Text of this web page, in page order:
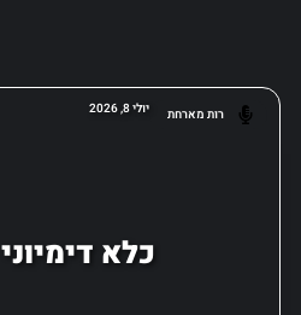
רות מארחת יולי 8, 2026
כלא דימיוני